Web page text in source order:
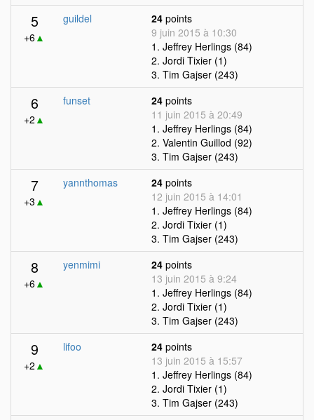
5
+6▲
guildel 24 points
9 juin 2015 à 10:30
1. Jeffrey Herlings (84)
2. Jordi Tixier (1)
3. Tim Gajser (243)
6
+2 ▲
funset 24 points
11 juin 2015 à 20:49
1. Jeffrey Herlings (84)
2. Valentin Guillod (92)
3. Tim Gajser (243)
7
+3 ▲
yannthomas 24 points
12 juin 2015 à 14:01
1. Jeffrey Herlings (84)
2. Jordi Tixier (1)
3. Tim Gajser (243)
8
+6▲
yenmimi 24 points
13 juin 2015 à 9:24
1. Jeffrey Herlings (84)
2. Jordi Tixier (1)
3. Tim Gajser (243)
9
+2 ▲
lifoo 24 points
13 juin 2015 à 15:57
1. Jeffrey Herlings (84)
2. Jordi Tixier (1)
3. Tim Gajser (243)